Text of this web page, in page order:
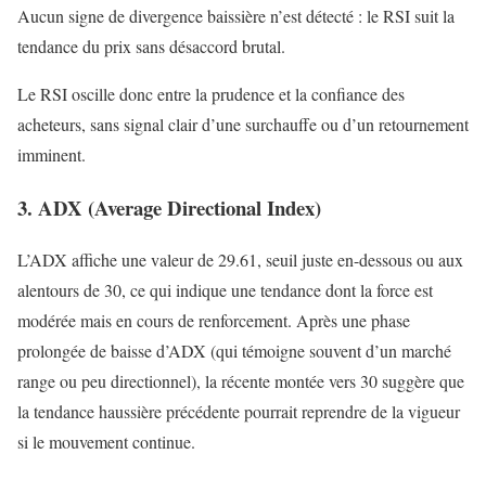
Aucun signe de divergence baissière n’est détecté : le RSI suit la
tendance du prix sans désaccord brutal.
Le RSI oscille donc entre la prudence et la confiance des
acheteurs, sans signal clair d’une surchauffe ou d’un retournement
imminent.
3. ADX (Average Directional Index)
L’ADX affiche une valeur de 29.61, seuil juste en-dessous ou aux
alentours de 30, ce qui indique une tendance dont la force est
modérée mais en cours de renforcement. Après une phase
prolongée de baisse d’ADX (qui témoigne souvent d’un marché
range ou peu directionnel), la récente montée vers 30 suggère que
la tendance haussière précédente pourrait reprendre de la vigueur
si le mouvement continue.